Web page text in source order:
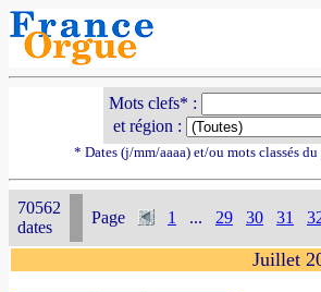
Mots clefs* :
et région :
* Dates (j/mm/aaaa) et/ou mots classés
70562
dates
Page 1 ... 29 30 31
Juillet